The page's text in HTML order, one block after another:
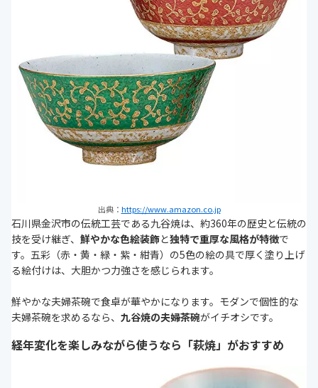
出典： https://www.amazon.co.jp
石川県金沢市の伝統工芸である九谷焼は、約360年の歴史と伝統の
技を受け継ぎ、 鮮やかな色絵装飾と独特で重厚な風格が特徴で
す。五彩（赤・黄・緑・紫・紺青）の5色の絵の具で厚く塗り上げ
る絵付けは、大胆かつ力強さを感じられます。
鮮やかな夫婦茶碗で食卓が華やかになります。モダンで個性的な
夫婦茶碗を求めるなら、 九谷焼の夫婦茶碗がイチオシです。
経年変化を楽しみながら使うなら「萩焼」がおすすめ